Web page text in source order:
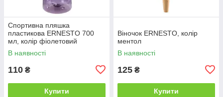
Спортивна пляшка
пластикова ERNESTO 700
мл, колір фіолетовий
В наявності
110 ₴
Купити
Віночок ERNESTO, колір
ментол
В наявності
125 ₴
Купити